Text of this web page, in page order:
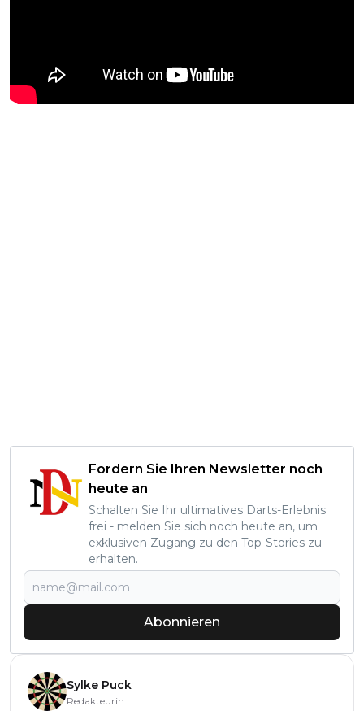
Fordern Sie Ihren Newsletter noch
heute an
Schalten Sie Ihr ultimatives Darts-Erlebnis
frei - melden Sie sich noch heute an, um
exklusiven Zugang zu den Top-Stories zu
erhalten.
Abonnieren
Sylke Puck
Redakteurin